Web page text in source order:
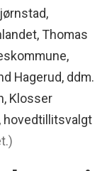
Thomas
Hagerud, ddm.
Klosser
hovedtillitsvalgt